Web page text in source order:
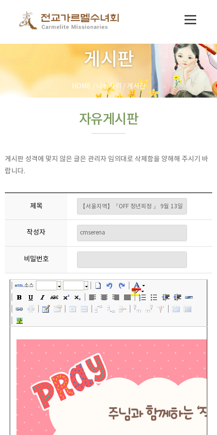
게시판
HOME / 나눔자리 / 게시판
자유게시판
게시판 성격에 맞지 않은 글은 관리자 임의대로 삭제함을 양해해 주시기 바
랍니다.
제목
작성자
비밀번호
소스